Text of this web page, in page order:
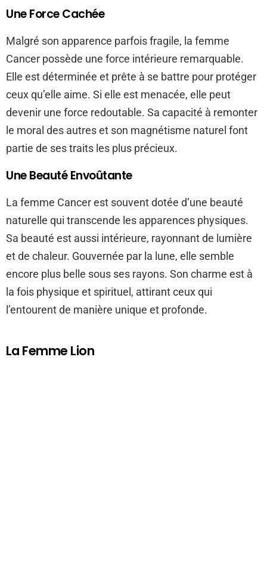
Une Force Cachée
Malgré son apparence parfois fragile, la femme
Cancer possède une force intérieure remarquable.
Elle est déterminée et prête à se battre pour protéger
ceux qu’elle aime. Si elle est menacée, elle peut
devenir une force redoutable. Sa capacité à remonter
le moral des autres et son magnétisme naturel font
partie de ses traits les plus précieux.
Une Beauté Envoûtante
La femme Cancer est souvent dotée d’une beauté
naturelle qui transcende les apparences physiques.
Sa beauté est aussi intérieure, rayonnant de lumière
et de chaleur. Gouvernée par la lune, elle semble
encore plus belle sous ses rayons. Son charme est à
la fois physique et spirituel, attirant ceux qui
l’entourent de manière unique et profonde.
La Femme Lion